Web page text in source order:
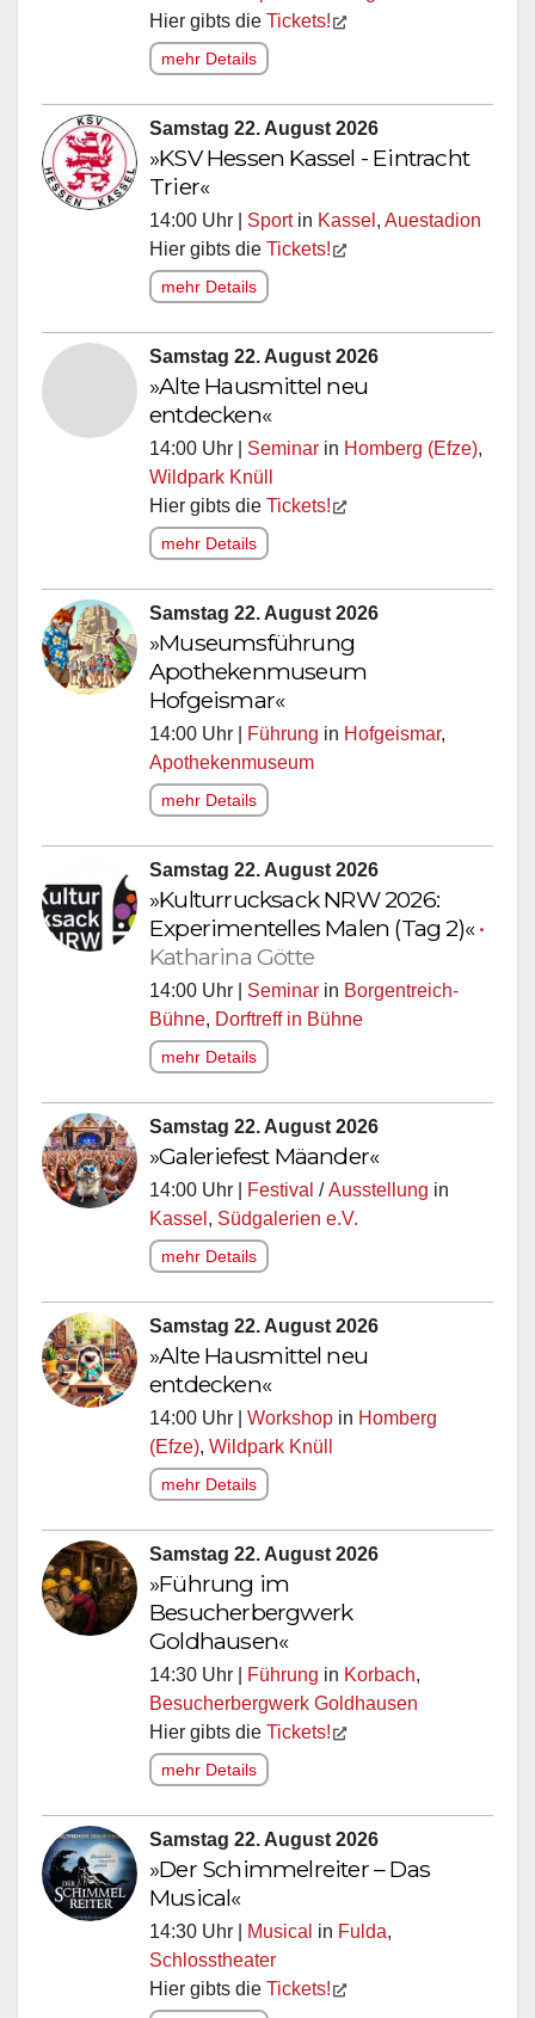
Hier gibts die Tickets!
mehr Details
Samstag 22. August 2026
»KSV Hessen Kassel - Eintracht
Trier«
14:00 Uhr | Sportin Kassel , Auestadion
Hier gibts die Tickets!
mehr Details
Samstag 22. August 2026
»Alte Hausmittel neu
entdecken«
14:00 Uhr | Seminar in Homberg (Efze),
Wildpark Knüll
Hier gibts die Tickets!
mehr Details
Samstag 22. August 2026
»Museumsführung
Apothekenmuseum
Hofgeismar«
14:00 Uhr | Führung in Hofgeismar,
Apothekenmuseum
mehr Details
Samstag 22. August 2026
»Kulturrucksack NRW 2026:
Experimentelles Malen (Tag 2)«•
Katharina Götte
14:00 Uhr | Seminar in Borgentreich-
Bühne, Dorftreff in Bühne
mehr Details
Samstag 22. August 2026
»Galeriefest Mäander«
14:00 Uhr | Festival /Ausstellung in
Kassel , Südgalerien e.V.
mehr Details
Samstag 22. August 2026
»Alte Hausmittel neu
entdecken«
14:00 Uhr | Workshop in Homberg
(Efze), Wildpark Knüll
mehr Details
Samstag 22. August 2026
»Führung im
Besucherbergwerk
Goldhausen«
14:30 Uhr | Führung in Korbach,
Besucherbergwerk Goldhausen
Hier gibts die Tickets!
mehr Details
Samstag 22. August 2026
»Der Schimmelreiter – Das
Musical«
14:30 Uhr | Musical in Fulda,
Schlosstheater
Hier gibts die Tickets!